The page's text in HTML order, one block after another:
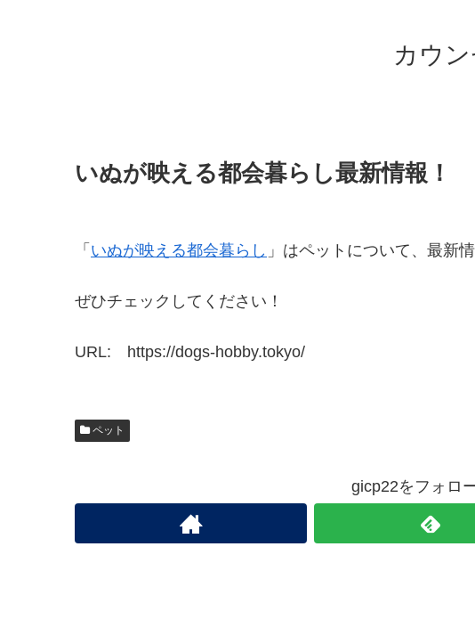
カウ
いぬが映える都会暮らし最新情報！
「 いぬが映える都会暮らし 」はペットについて、最新
ぜひチェックしてください！
URL: https://dogs-hobby.tokyo/
ペット
gicp22をフォロ